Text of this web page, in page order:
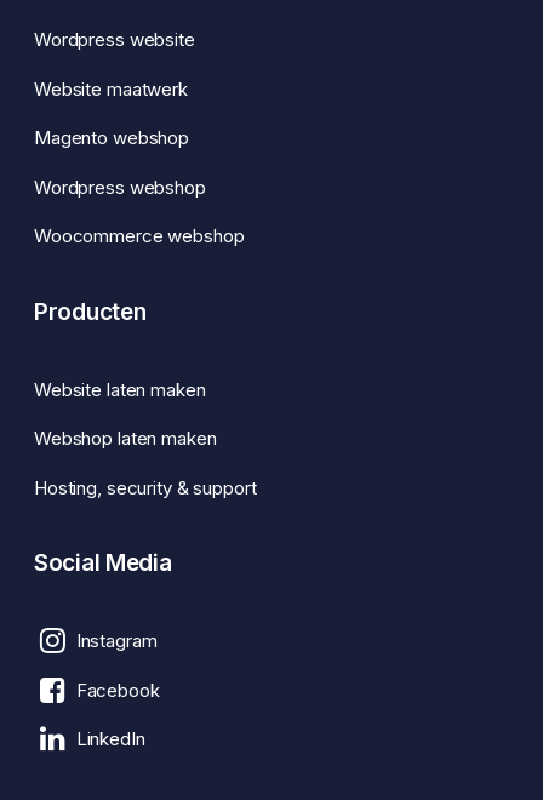
Wordpress website
Website maatwerk
Magento webshop
Wordpress webshop
Woocommerce webshop
Producten
Website laten maken
Webshop laten maken
Hosting, security & support
Social Media
Instagram
Facebook
LinkedIn